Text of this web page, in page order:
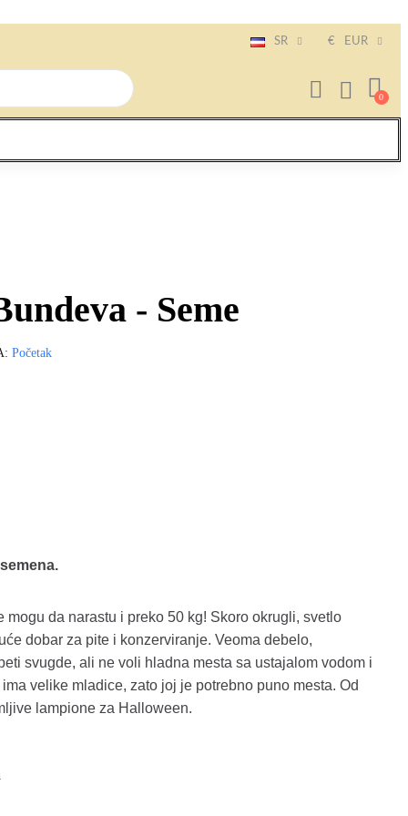
SR € EUR
- Seme
Početak
mogu da narastu i preko 50 kg! Skoro okrugli, svetlo
dobar za pite i konzerviranje. Veoma debelo,
svugde, ali ne voli hladna mesta sa ustajalom vodom i
velike mladice, zato joj je potrebno puno mesta. Od
lampione za Halloween.